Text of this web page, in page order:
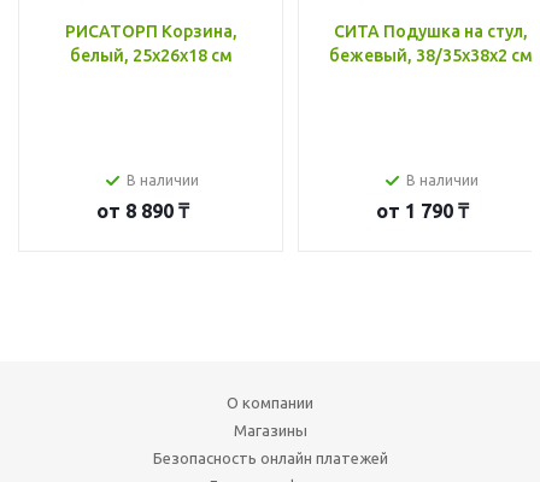
РИСАТОРП Корзина,
белый, 25x26x18 см
В наличии
от 8 890 ₸
СИТА Подушка на стул,
бежевый, 38/35x38x2 см
В наличии
от 1 790 ₸
О компании
Магазины
Безопасность онлайн платежей